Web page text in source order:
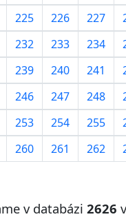
225 226 227
232 233 234
239 240 241
246 247 248
253 254 255
260 261 262
v databázi 2626